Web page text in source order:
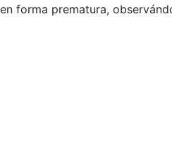
forma prematura,